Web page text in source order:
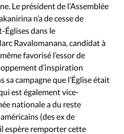
chrétienne
Chronique
Culture
Génération réveil
Monde
Relations Aujourd'hui
Eglises
Trait d'Ixène
Le président de l’Assemblée
n’a de cesse de
dans le
Ravalomanana, candidat à
favorisé l’essor de
d’inspiration
sa campagne que l’Église était
est également vice-
nationale a du reste
(des ex de
espère remporter cette